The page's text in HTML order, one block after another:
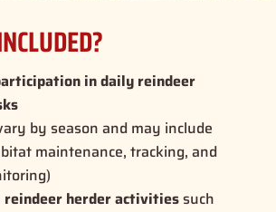
in daily reindeer
by season and may include
maintenance, tracking, and
herder activitiessuch